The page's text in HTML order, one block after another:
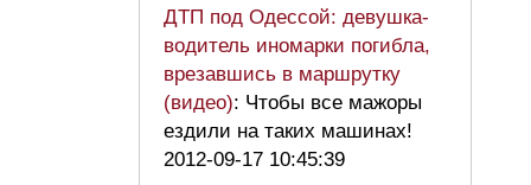
ДТП под Одессой: девушка-
водитель иномарки погибла,
врезавшись в маршрутку
(видео): Чтобы все мажоры
ездили на таких машинах!
2012-09-17 10:45:39